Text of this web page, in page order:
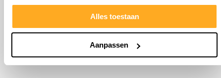
Alles toestaan
Aanpassen
info@beboparket.nl
Openingstijden
Openingstijden konden niet worden geladen.